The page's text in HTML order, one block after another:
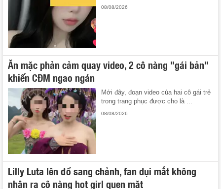
08/08/2026
Ăn mặc phản cảm quay video, 2 cô nàng "gái bản"
khiến CĐM ngao ngán
Mới đây, đoạn video của hai cô gái trẻ
trong trang phục được cho là ...
08/08/2026
Lilly Luta lên đồ sang chảnh, fan dụi mắt không
nhận ra cô nàng hot girl quen mặt